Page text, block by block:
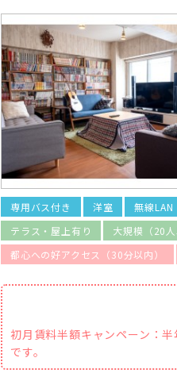
専用バス付き 洋室 無線LAN
テラス・屋上有り
大規模（20人
都心への好アクセス（30分以内）
初月賃料半額キャンペーン：
です。